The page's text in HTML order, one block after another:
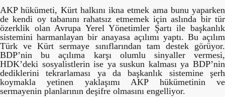
AKP hükümeti, Kürt halkını ikna etmek ama bunu yaparken
de kendi oy tabanını rahatsız etmemek için aslında bir tür
özerklik olan Avrupa Yerel Yönetimler Şartı ile başkanlık
sistemini harmanlayan bir anayasa açılımı yaptı. Bu açılım
Türk ve Kürt sermaye sınıflarından tam destek görüyor.
BDP’nin bu açılıma karşı olumlu sinyaller vermesi,
HDK’deki sosyalistlerin ise ya suskun kalması ya BDP’nin
dediklerini tekrarlaması ya da başkanlık sistemine şerh
koymakla yetinen yaklaşımı AKP hükümetinin ve
sermayenin planlarının deşifre olmasını engelliyor.